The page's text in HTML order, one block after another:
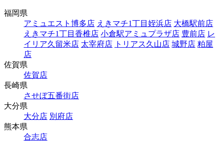
福岡県
アミュエスト博多店 えきマチ1丁目姪浜店 大橋駅前店
えきマチ1丁目香椎店 小倉駅アミュプラザ店 豊前店 レ
イリア久留米店 太宰府店 トリアス久山店 城野店 粕屋
店
佐賀県
佐賀店
長崎県
させぼ五番街店
大分県
大分店 別府店
熊本県
合志店